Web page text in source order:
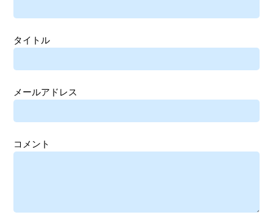
タイトル
メールアドレス
コメント